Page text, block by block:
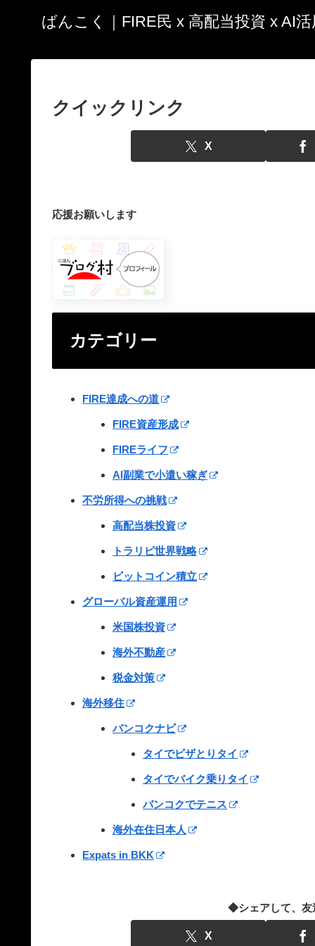
ばんこく｜FIRE民 x 高配当投資 x AI
クイックリンク
X
応援お願いします
カテゴリー
FIRE達成への道
FIRE資産形成
FIREライフ
AI副業で小遣い稼ぎ
不労所得への挑戦
高配当株投資
トラリピ世界戦略
ビットコイン積立
グローバル資産運用
米国株投資
海外不動産
税金対策
海外移住
バンコクナビ
タイでビザとりタイ
タイでバイク乗りタイ
バンコクでテニス
海外在住日本人
Expats in BKK
◆シェアして、友
X